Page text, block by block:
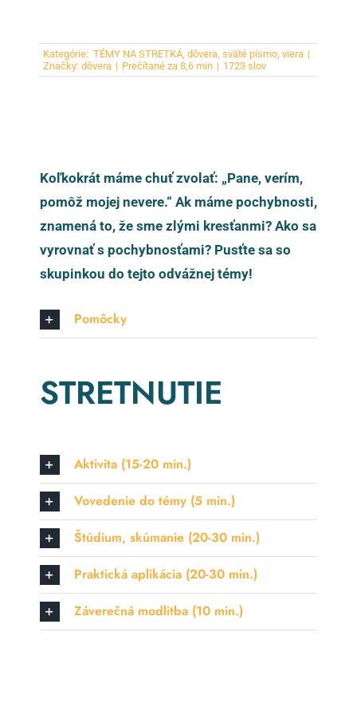
Kategórie: TÉMY NA STRETKÁ,dôvera,sväté písmo,viera |
Značky:dôvera | Prečítané za 8,6 min | 1723 slov
Koľkokrát máme chuť zvolať: „Pane, verím,
pomôž mojej nevere.“ Ak máme pochybnosti,
znamená to, že sme zlými kresťanmi? Ako sa
vyrovnať s pochybnosťami? Pusťte sa so
skupinkou do tejto odvážnej témy!
Pomôcky
STRETNUTIE
Aktivita (15-20 min.)
Vovedenie do témy (5 min.)
Štúdium, skúmanie (20-30 min.)
Praktická aplikácia (20-30 min.)
Záverečná modlitba (10 min.)